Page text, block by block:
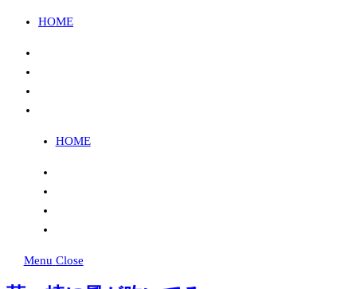
HOME
HOME
Menu Close